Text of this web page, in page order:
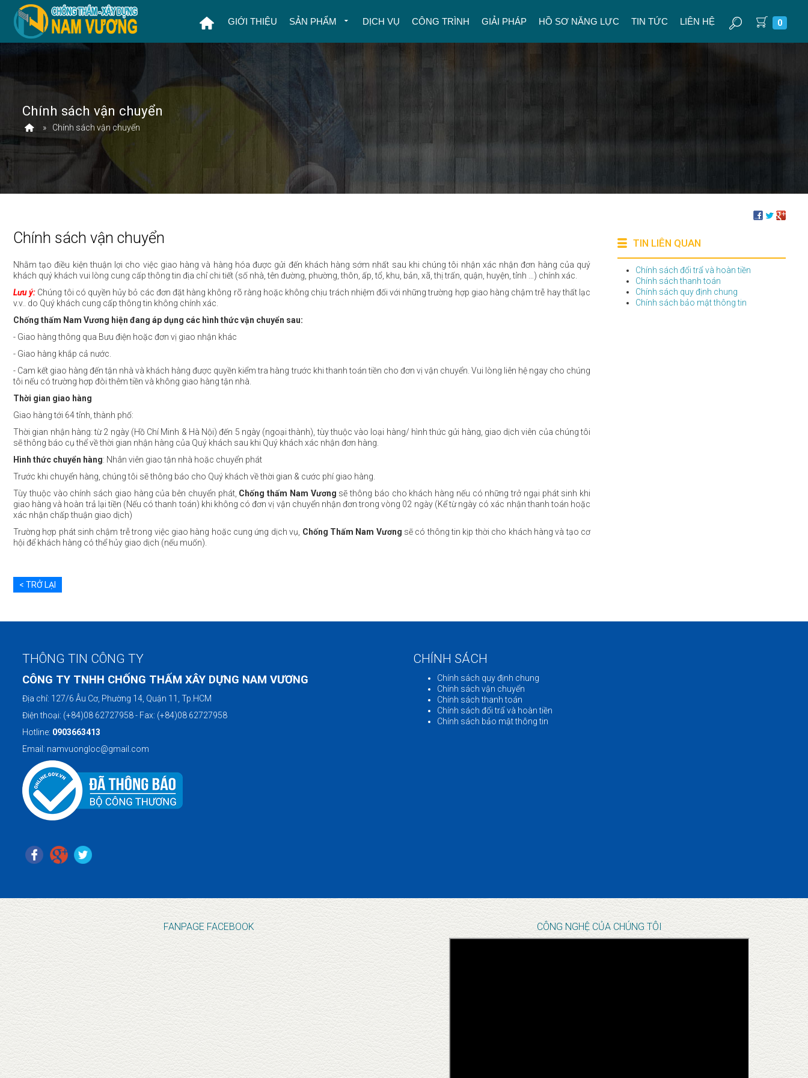
GIỚI THIỆU SẢN PHẨM DỊCH VỤ CÔNG TRÌNH GIẢI PHÁP HỒ SƠ NĂNG LỰC TIN TỨC LIÊN HỆ 0
Chính sách vận chuyển
Chính sách vận chuyển
Chính sách vận chuyển
Nhằm tạo điều kiện thuận lợi cho việc giao hàng và hàng hóa được gửi đến khách hàng sớm nhất sau khi chúng tôi nhận xác nhận đơn hàng của quý
khách quý khách vui lòng cung cấp thông tin địa chỉ chi tiết (số nhà, tên đường, phường, thôn, ấp, tổ, khu, bản, xã, thị trấn, quận, huyện, tỉnh …) chính xác.
Lưu ý: Chúng tôi có quyền hủy bỏ các đơn đặt hàng không rõ ràng hoặc không chịu trách nhiệm đối với những trường hợp giao hàng chậm trễ hay thất lạc
v.v.. do Quý khách cung cấp thông tin không chính xác.
Chống thấm Nam Vương hiện đang áp dụng các hình thức vận chuyển sau:
- Giao hàng thông qua Bưu điện hoặc đơn vị giao nhận khác
- Giao hàng khắp cả nước.
- Cam kết giao hàng đến tận nhà và khách hàng được quyền kiểm tra hàng trước khi thanh toán tiền cho đơn vị vận chuyển. Vui lòng liên hệ ngay cho chúng
tôi nếu có trường hợp đòi thêm tiền và không giao hàng tận nhà.
Thời gian giao hàng
Giao hàng tới 64 tỉnh, thành phố:
Thời gian nhận hàng: từ 2 ngày (Hồ Chí Minh & Hà Nội) đến 5 ngày (ngoại thành), tùy thuộc vào loại hàng/ hình thức gửi hàng, giao dịch viên của chúng tôi
sẽ thông báo cụ thể về thời gian nhận hàng của Quý khách sau khi Quý khách xác nhận đơn hàng.
Hình thức chuyển hàng: Nhân viên giao tận nhà hoặc chuyển phát
Trước khi chuyển hàng, chúng tôi sẽ thông báo cho Quý khách về thời gian & cước phí giao hàng.
Tùy thuộc vào chính sách giao hàng của bên chuyển phát, Chống thấm Nam Vương sẽ thông báo cho khách hàng nếu có những trở ngại phát sinh khi
giao hàng và hoàn trả lại tiền (Nếu có thanh toán) khi không có đơn vị vận chuyển nhận đơn trong vòng 02 ngày (Kể từ ngày có xác nhận thanh toán hoặc
xác nhận chấp thuận giao dịch)
Trường hợp phát sinh chậm trễ trong việc giao hàng hoặc cung ứng dịch vụ, Chống Thấm Nam Vương sẽ có thông tin kịp thời cho khách hàng và tạo cơ
hội để khách hàng có thể hủy giao dịch (nếu muốn).
< TRỞ LẠI
TIN LIÊN QUAN
Chính sách đổi trẩ và hoàn tiền
Chính sách thanh toán
Chính sách quy định chung
Chính sách bảo mật thông tin
THÔNG TIN CÔNG TY
CÔNG TY TNHH CHỐNG THẤM XÂY DỰNG NAM VƯƠNG
Địa chỉ: 127/6 Âu Cơ, Phường 14, Quận 11, Tp.HCM
Điện thoại: (+84)08 62727958 - Fax: (+84)08 62727958
Hotline: 0903663413
Email: namvuongloc@gmail.com
CHÍNH SÁCH
Chính sách quy định chung
Chính sách vận chuyển
Chính sách thanh toán
Chính sách đổi trẩ và hoàn tiền
Chính sách bảo mật thông tin
FANPAGE FACEBOOK CÔNG NGHỆ CỦA CHÚNG TÔI